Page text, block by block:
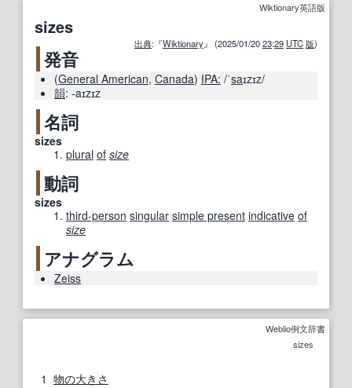
Wiktionary英語版
sizes
出典:『Wiktionary』 (2025/01/2023:29 UTC 版)
発音
(General American, Canada) IPA: /ˈsaɪzɪz/
韻: -aɪzɪz
名詞
sizes
plural of size
動詞
sizes
third-person singular simple present indicative of
size
アナグラム
Zeiss
Weblio例文辞書
sizes
1 物の大きさ